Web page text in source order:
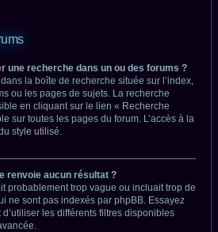
une recherche dans un ou des forums ?
la boîte de recherche située sur l’index,
ou les pages de sujets. La recherche
en cliquant sur le lien « Recherche
sur toutes les pages du forum. L’accès à la
style utilisé.
renvoie aucun résultat ?
probablement trop vague ou incluait trop de
ne sont pas indexés par phpBB. Essayez
d’utiliser les différents filtres disponibles